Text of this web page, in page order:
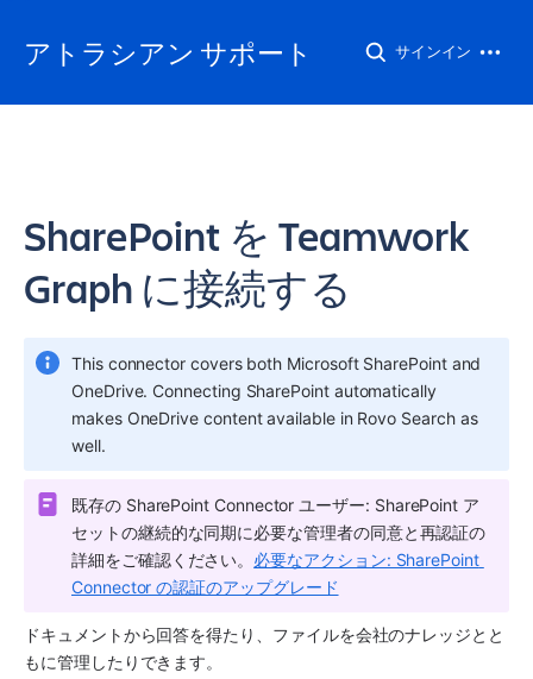
アトラシアン サポート サインイン
SharePoint を Teamwork
Graph に接続する
This connector covers both Microsoft SharePoint and
OneDrive. Connecting SharePoint automatically
makes OneDrive content available in Rovo Search as
well.
既存の SharePoint Connector ユーザー: SharePoint ア
セットの継続的な同期に必要な管理者の同意と再認証の
詳細をご確認ください。 必要なアクション: SharePoint
Connector の認証のアップグレード
ドキュメントから回答を得たり、ファイルを会社のナレッジとと
もに管理したりできます。